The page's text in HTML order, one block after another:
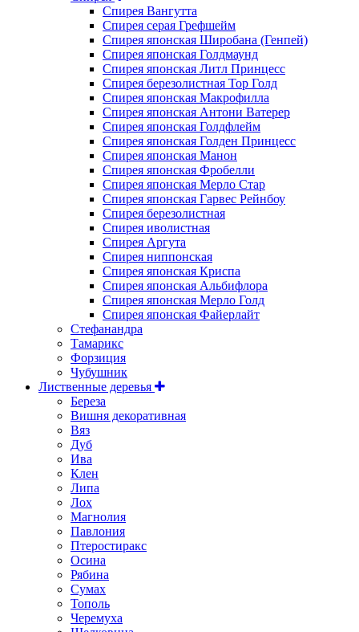
Спирея Вангутта
Спирея серая Грефшейм
Спирея японская Широбана (Генпей)
Спирея японская Голдмаунд
Спирея японская Литл Принцесс
Спирея березолистная Тор Голд
Спирея японская Макрофилла
Спирея японская Антони Ватерер
Спирея японская Голдфлейм
Спирея японская Голден Принцесс
Спирея японская Манон
Спирея японская Фробелли
Спирея японская Мерло Стар
Спирея японская Гарвес Рейнбоу
Спирея березолистная
Спирея иволистная
Спирея Аргута
Спирея ниппонская
Спирея японская Криспа
Спирея японская Альбифлора
Спирея японская Мерло Голд
Спирея японская Файерлайт
Стефанандра
Тамарикс
Форзиция
Чубушник
Лиственные деревья
Береза
Вишня декоративная
Вяз
Дуб
Ива
Клен
Липа
Лох
Магнолия
Павлония
Птеростиракс
Осина
Рябина
Сумах
Тополь
Черемуха